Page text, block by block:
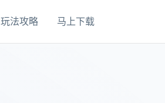
玩法攻略 马上下载